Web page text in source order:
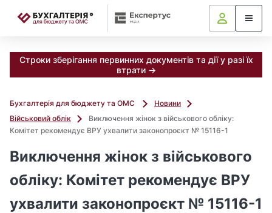
Строки зберігання первинних документів та дії у разі їх
втрати →
Бухгалтерія для бюджету та ОМС
Новини
Військовий облік
Виключення жінок з військового обліку:
Комітет рекомендує ВРУ ухвалити законопроєкт № 15116-1
Виключення жінок з військового
обліку: Комітет рекомендує ВРУ
ухвалити законопроєкт № 15116-1